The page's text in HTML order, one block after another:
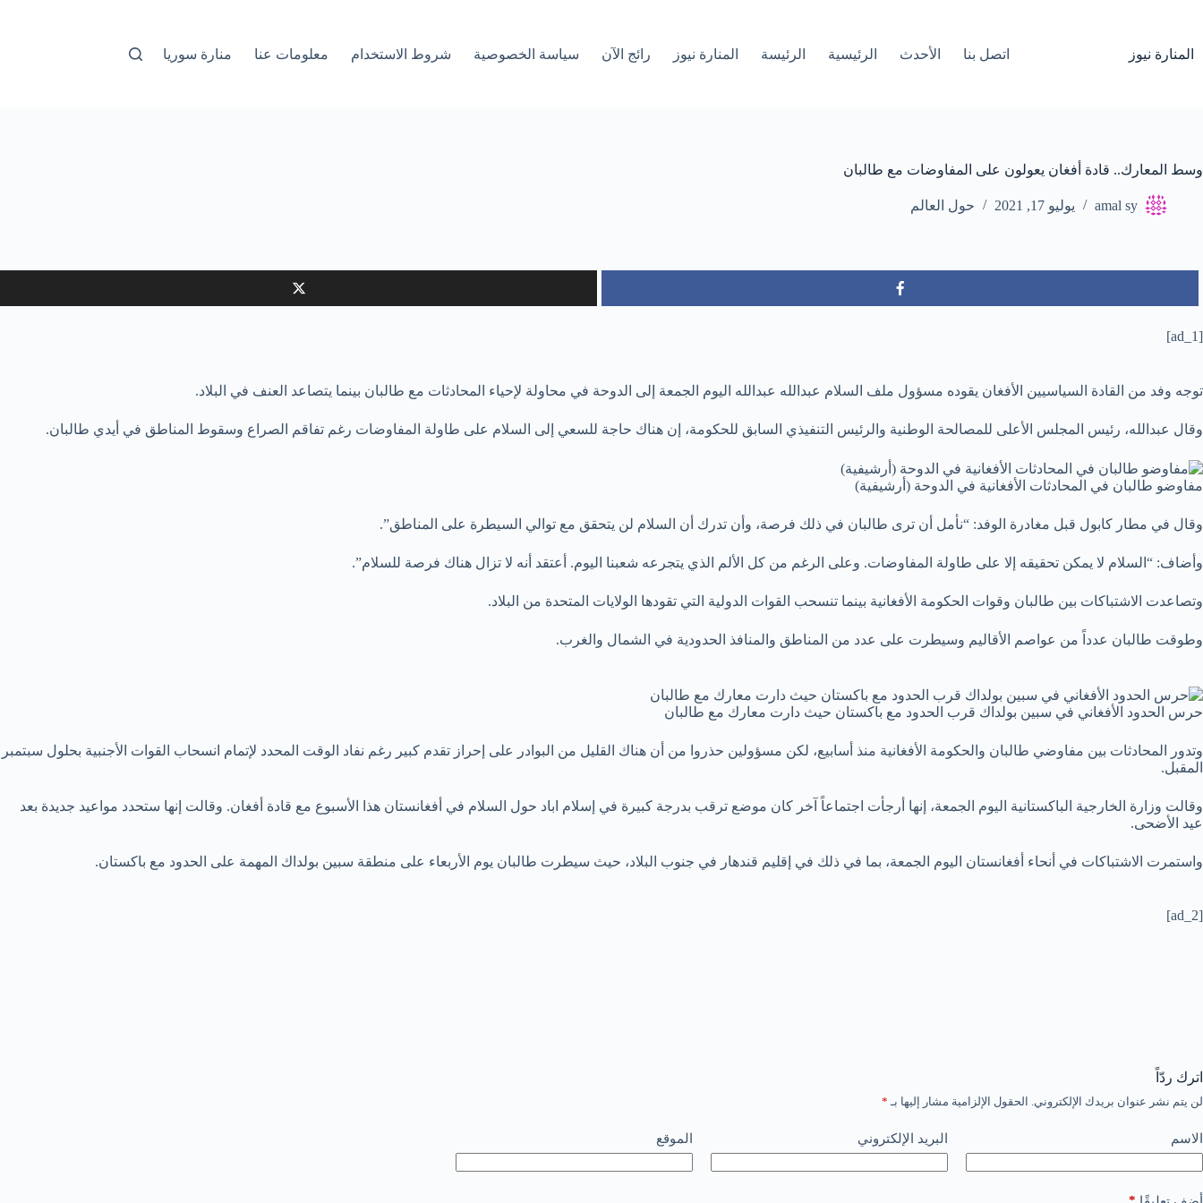
المنارة نيوز اتصل بنا الأحدث الرئيسية الرئیسة المنارة نيوز رائج الآن سياسة الخصوصية شروط الاستخدام معلومات عنا منارة سوريا
وسط المعارك.. قادة أفغان يعولون على المفاوضات مع طالبان
amal sy يوليو 17, 2021 حول العالم
[ad_1]
توجه وفد من القادة السياسيين الأفغان يقوده مسؤول ملف السلام عبدالله عبدالله اليوم الجمعة إلى الدوحة في محاولة لإحياء المحادثات مع طالبان بينما يتصاعد العنف في البلاد.
وقال عبدالله، رئيس المجلس الأعلى للمصالحة الوطنية والرئيس التنفيذي السابق للحكومة، إن هناك حاجة للسعي إلى السلام على طاولة المفاوضات رغم تفاقم الصراع وسقوط المناطق في أيدي طالبان.
مفاوضو طالبان في المحادثات الأفغانية في الدوحة (أرشيفية)
وقال في مطار كابول قبل مغادرة الوفد: “نأمل أن ترى طالبان في ذلك فرصة، وأن تدرك أن السلام لن يتحقق مع توالي السيطرة على المناطق”.
وأضاف: “السلام لا يمكن تحقيقه إلا على طاولة المفاوضات. وعلى الرغم من كل الألم الذي يتجرعه شعبنا اليوم. أعتقد أنه لا تزال هناك فرصة للسلام”.
وتصاعدت الاشتباكات بين طالبان وقوات الحكومة الأفغانية بينما تنسحب القوات الدولية التي تقودها الولايات المتحدة من البلاد.
وطوقت طالبان عدداً من عواصم الأقاليم وسيطرت على عدد من المناطق والمنافذ الحدودية في الشمال والغرب.
حرس الحدود الأفغاني في سبين بولداك قرب الحدود مع باكستان حيث دارت معارك مع طالبان
وتدور المحادثات بين مفاوضي طالبان والحكومة الأفغانية منذ أسابيع، لكن مسؤولين حذروا من أن هناك القليل من البوادر على إحراز تقدم كبير رغم نفاد الوقت المحدد لإتمام انسحاب القوات الأجنبية بحلول سبتمبر
المقبل.
وقالت وزارة الخارجية الباكستانية اليوم الجمعة، إنها أرجأت اجتماعاً آخر كان موضع ترقب بدرجة كبيرة في إسلام اباد حول السلام في أفغانستان هذا الأسبوع مع قادة أفغان. وقالت إنها ستحدد مواعيد جديدة بعد
عيد الأضحى.
واستمرت الاشتباكات في أنحاء أفغانستان اليوم الجمعة، بما في ذلك في إقليم قندهار في جنوب البلاد، حيث سيطرت طالبان يوم الأربعاء على منطقة سبين بولداك المهمة على الحدود مع باكستان.
[ad_2]
اترك ردّاً
لن يتم نشر عنوان بريدك الإلكتروني. الحقول الإلزامية مشار إليها بـ *
الاسم البريد الإلكتروني الموقع